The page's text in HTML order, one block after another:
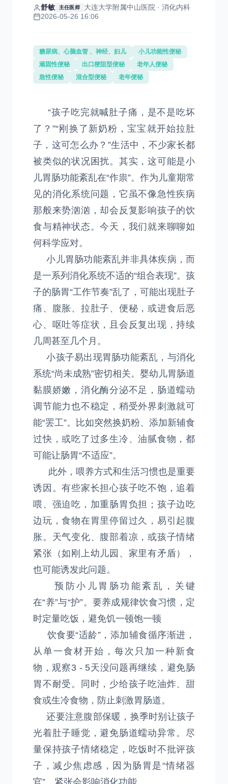
舒敏 主任医师
大连大学附属中山医院 · 消化内科
2026-05-26 16:06
糖尿病、心脑血管 、神经、妇儿
小儿功能性便秘
顽固性便秘
出口梗阻型便秘
老年人便秘
急性便秘
混合型便秘 老年便秘
“孩子吃完就喊肚子痛，是不是吃坏
了？”“刚换了新奶粉，宝宝就开始拉肚
子，这可怎么办？”生活中，不少家长都
被类似的状况困扰。其实，这可能是小
儿胃肠功能紊乱在“作祟”。作为儿童期常
见的消化系统问题，它虽不像急性疾病
那般来势汹汹，却会反复影响孩子的饮
食与精神状态。今天，我们就来聊聊如
何科学应对。
小儿胃肠功能紊乱并非具体疾病，而
是一系列消化系统不适的“组合表现”。孩
子的肠胃“工作节奏”乱了，可能出现肚子
痛、腹胀、拉肚子、便秘，或进食后恶
心、呕吐等症状，且会反复出现，持续
几周甚至几个月。
小孩子易出现胃肠功能紊乱，与消化
系统“尚未成熟”密切相关。婴幼儿胃肠道
黏膜娇嫩，消化酶分泌不足，肠道蠕动
调节能力也不稳定，稍受外界刺激就可
能“罢工”。比如突然换奶粉、添加新辅食
过快，或吃了过多生冷、油腻食物，都
可能让肠胃“不适应”。
此外，喂养方式和生活习惯也是重要
诱因。有些家长担心孩子吃不饱，追着
喂、强迫吃，加重肠胃负担；孩子边吃
边玩，食物在胃里停留过久，易引起腹
胀。天气变化、腹部着凉，或孩子情绪
紧张（如刚上幼儿园、家里有矛盾），
也可能诱发此问题。
预防小儿胃肠功能紊乱，关键
在“养”与“护”。要养成规律饮食习惯，定
时定量吃饭，避免饥一顿饱一顿
饮食要“适龄”，添加辅食循序渐进，
从单一食材开始，每次只加一种新食
物，观察3 - 5天没问题再继续，避免肠
胃不耐受。同时，少给孩子吃油炸、甜
食或生冷食物，防止刺激胃肠道。
还要注意腹部保暖，换季时别让孩子
光着肚子睡觉，避免肠道蠕动异常。尽
量保持孩子情绪稳定，吃饭时不批评孩
子，减少焦虑感，因为肠胃是“情绪器
官”，紧张会影响消化功能。